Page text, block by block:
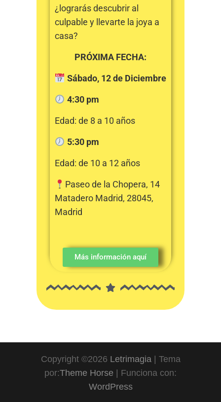
¿lograrás descubrir al
culpable y llevarte la joya a
casa?
PRÓXIMA FECHA:
Sábado, 12 de Diciembre
4:30 pm
Edad: de 8 a 10 años
5:30 pm
Edad: de 10 a 12 años
Paseo de la Chopera, 14
Matadero Madrid, 28045,
Madrid
Más información aquí
Copyright ©2026 Letrimagia | Tema
por:Theme Horse | Funciona con:
WordPress